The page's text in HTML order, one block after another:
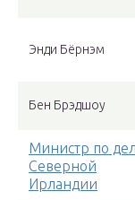
Энди Бёрнэм
Бен Брэдшоу
Министр по
Северной
Ирландии